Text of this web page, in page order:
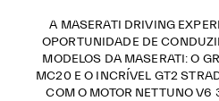
A MASERATI DRIVING
OPORTUNIDADE DE
MODELOS DA MASERATI: O
MC20 E O INCRÍVEL GT2
COM O MOTOR NETTUNO V6